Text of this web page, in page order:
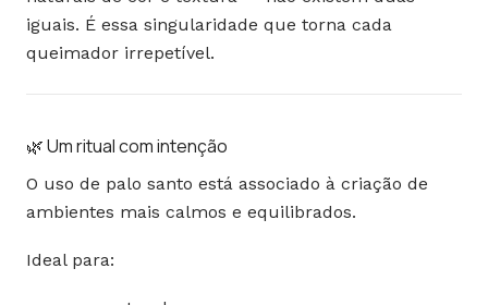
iguais. É essa singularidade que torna cada
queimador irrepetível.
🌿 Um ritual com intenção
O uso de palo santo está associado à criação de
ambientes mais calmos e equilibrados.
Ideal para: